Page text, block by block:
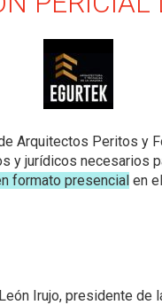
Arquitectos Peritos y
jurídicos necesarios
formato presencial en
Irujo, presidente de